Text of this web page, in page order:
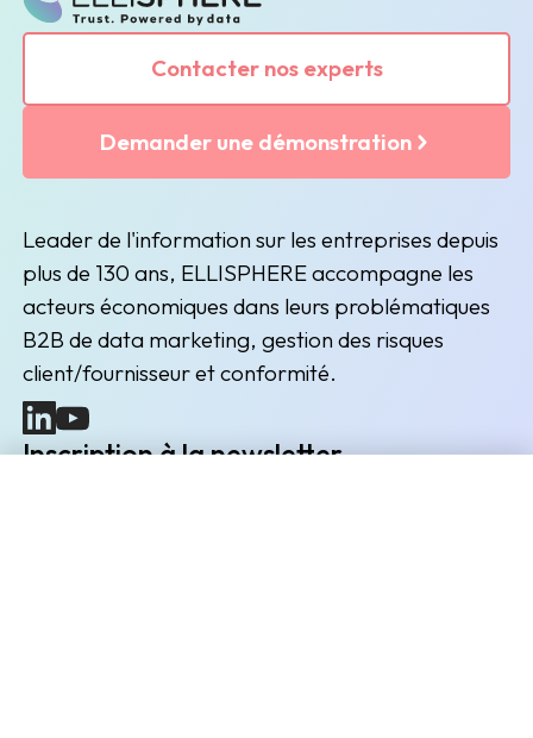
Contacter nos experts
Demander une démonstration
Leader de l'information sur les entreprises depuis
plus de 130 ans, ELLISPHERE accompagne les
acteurs économiques dans leurs problématiques
B2B de data marketing, gestion des risques
client/fournisseur et conformité.
(nouvelle fenêtre)
(nouvelle fenêtre)
Inscription à la newsletter